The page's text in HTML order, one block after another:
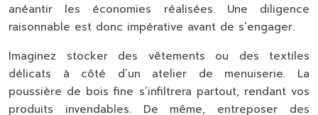
anéantir les économies réalisées. Une diligence
raisonnable est donc impérative avant de s’engager.
Imaginez stocker des vêtements ou des textiles
délicats à côté d’un atelier de menuiserie. La
poussière de bois fine s’infiltrera partout, rendant vos
produits invendables. De même, entreposer des